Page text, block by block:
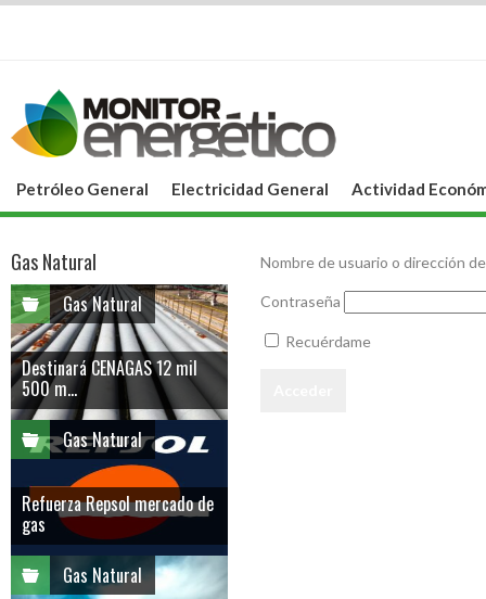
Petróleo General Electricidad General Actividad
Nombre de usuario o dirección
Contraseña
Recuérdame
Gas Natural
Gas Natural
Destinará CENAGAS 12 mil
500 m...
Gas Natural
Refuerza Repsol mercado de
gas
Gas Natural